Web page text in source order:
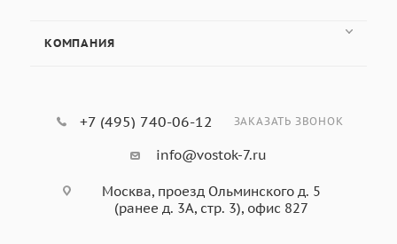
Выбирайте подходящую модель на сайте и оставляйте
КОМПАНИЯ
+7 (495) 740-06-12 ЗАКАЗАТЬ ЗВОНОК
info@vostok-7.ru
Москва, проезд Ольминского д. 5
(ранее д. 3А, стр. 3), офис 827